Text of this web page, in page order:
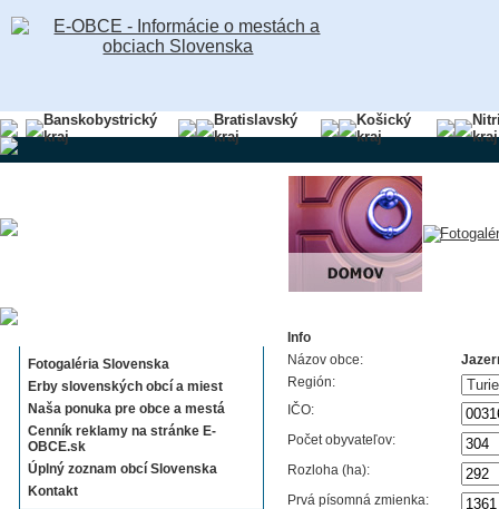
Banskobystrický
kraj
Bratislavský
kraj
Košický
kraj
kraj
Fotogaléria Slovenska
Erby slovenských obcí a miest
Naša ponuka pre obce a mestá
Cenník reklamy na stránke E-
OBCE.sk
Úplný zoznam obcí Slovenska
Kontakt
Info
Názov obce:
Región:
IČO:
Počet obyvateľov:
Rozloha (ha):
Prvá písomná zmienka: